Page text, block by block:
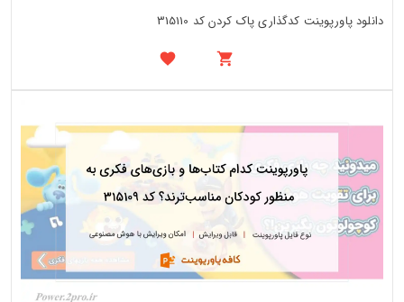
دانلود پاورپوینت کدگذاری پاک کردن کد 315110